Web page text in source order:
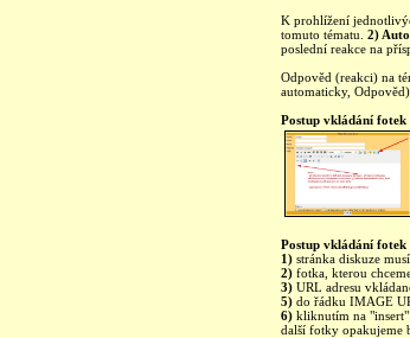
K prohlížení
tomuto tématu. 2)
poslední reakce na
Odpověd (reakci) na
automaticky, Odpověd)
Postup vkládání fotek
Postup vkládání fotek
1) stránka diskuze
2) fotka, kterou
3) URL adresu
5) do řádku IMAGE
6) kliknutím na
další fotky opakujeme